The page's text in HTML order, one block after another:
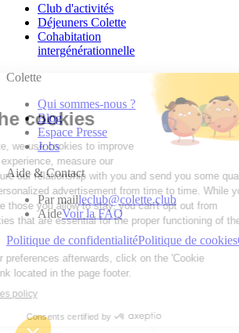
Club d'activités
Déjeuners Colette
Cohabitation
intergénération­nelle
Colette
Qui sommes-nous ?
Blog
Espace Presse
Jobs
Aide & Contact
Par mailleclub@colette.club
AideVoir la FAQ
Politique de confidentialitéPolitique de cookies